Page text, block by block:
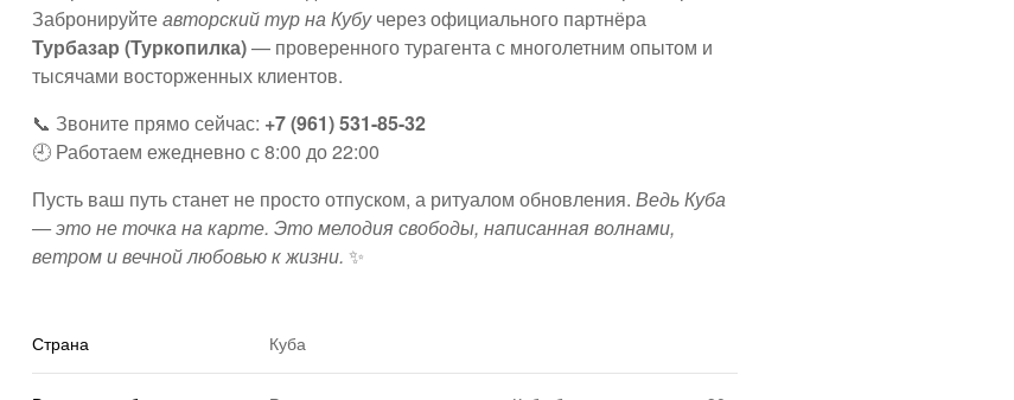
Забронируйтеавторский тур на Кубучерез официального партнёра
Турбазар (Туркопилка)— проверенного турагента с многолетним опытом и
тысячами восторженных клиентов.
📞 Звоните прямо сейчас: +7 (961) 531-85-32
🕘 Работаем ежедневно с 8:00 до 22:00
Пусть ваш путь станет не просто отпуском, а ритуалом обновления. Ведь Куба
— это не точка на карте. Это мелодия свободы, написанная волнами,
ветром и вечной любовью к жизни. ✨
Страна Куба